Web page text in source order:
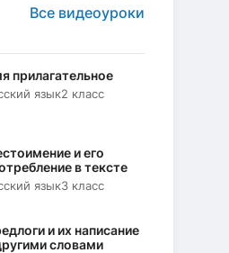
Все видеоуроки
прилагательное
язык2 класс
и его
в тексте
язык3 класс
и их написание
словами